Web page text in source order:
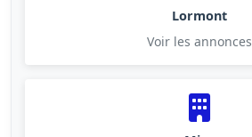
Lormont
Voir les annonces